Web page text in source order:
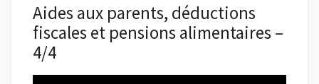
Aides aux parents, déductions
fiscales et pensions alimentaires –
4/4